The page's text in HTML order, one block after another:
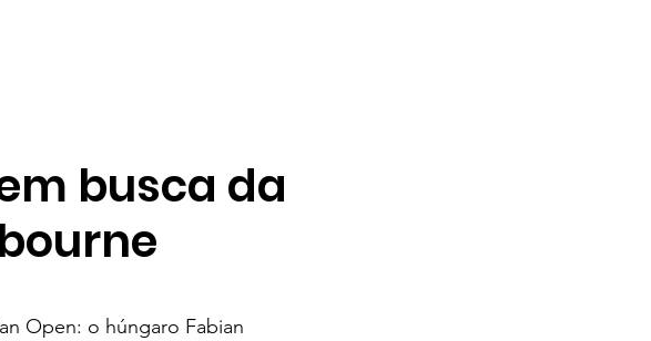
busca da
Open: o húngaro Fabian